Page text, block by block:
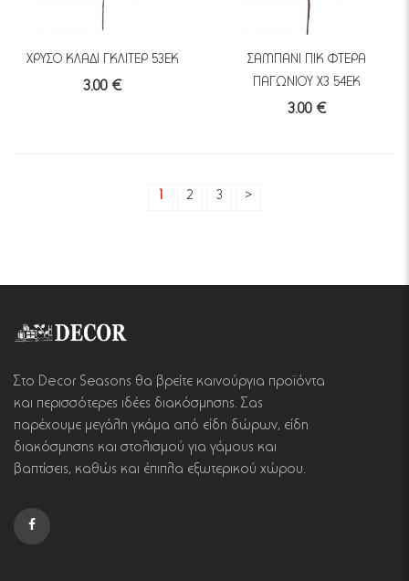
ΧΡΥΣΟ ΚΛΑΔΙ ΓΚΛΙΤΕΡ 53ΕΚ
3.00 €
ΣΑΜΠΑΝΙ ΠΙΚ ΦΤΕΡΑ
ΠΑΓΩΝΙΟΥ X3 54ΕΚ
3.00 €
1 2 3 >
Στο Decor Seasons θα βρείτε καινούργια προϊόντα
και περισσότερες ιδέες διακόσμησης. Σας
παρέχουμε μεγάλη γκάμα από είδη δώρων, είδη
διακόσμησης και στολισμού για γάμους και
βαπτίσεις, καθώς και έπιπλα εξωτερικού χώρου.